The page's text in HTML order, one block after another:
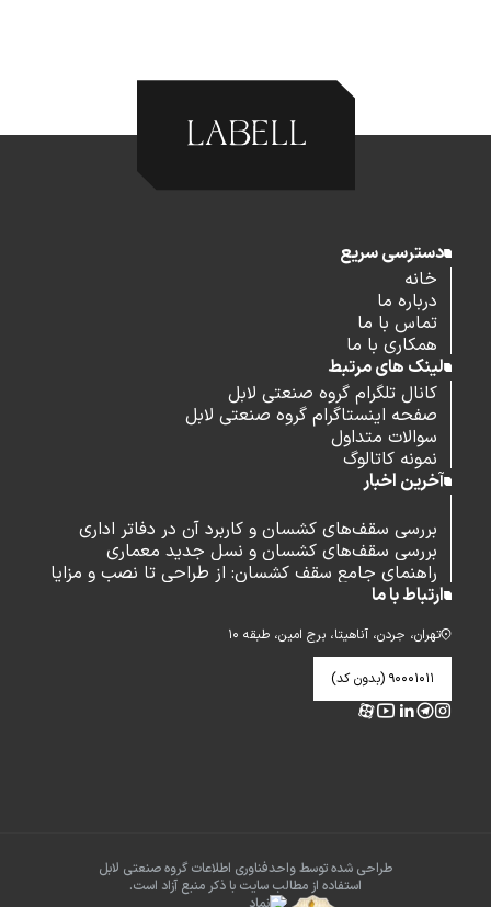
دسترسی سریع
خانه
درباره ما
تماس با ما
همکاری با ما
لینک های مرتبط
کانال تلگرام گروه صنعتی لابل
صفحه اینستاگرام گروه صنعتی لابل
سوالات متداول
نمونه کاتالوگ
آخرین اخبار
بررسی سقف‌های کشسان و کاربرد آن در دفاتر اداری
بررسی سقف‌های کشسان و نسل جدید معماری
راهنمای جامع سقف کشسان: از طراحی تا نصب و مزایا
ارتباط با ما
تهران، جردن، آناهیتا، برج امین، طبقه ۱۰
۹۰۰۰۱۰۱۱ (بدون کد)
طراحی شده توسط واحدفناوری اطلاعات گروه صنعتی لابل
استفاده از مطالب سایت با ذکر منبع آزاد است.